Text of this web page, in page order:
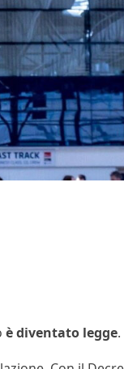
è diventato legge.